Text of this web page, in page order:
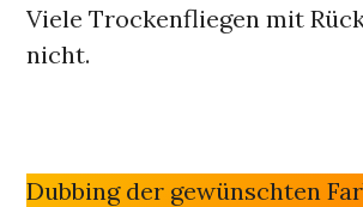
Viele Trockenfliegen mit
nicht.
Dubbing der gewünschten